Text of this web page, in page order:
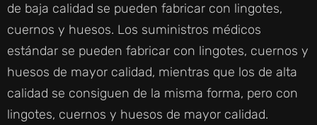
de baja calidad se pueden fabricar con lingotes,
cuernos y huesos. Los suministros médicos
estándar se pueden fabricar con lingotes, cuernos y
huesos de mayor calidad, mientras que los de alta
calidad se consiguen de la misma forma, pero con
lingotes, cuernos y huesos de mayor calidad.